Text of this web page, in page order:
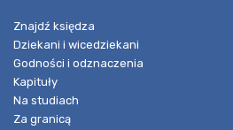
Znajdź księdza
Dziekani i wicedziekani
Godności i odznaczenia
Kapituły
Na studiach
Za granicą